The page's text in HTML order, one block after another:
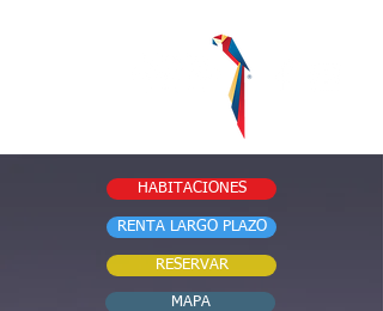
HABITACIONES
RENTA LARGO PLAZO
RESERVAR
MAPA